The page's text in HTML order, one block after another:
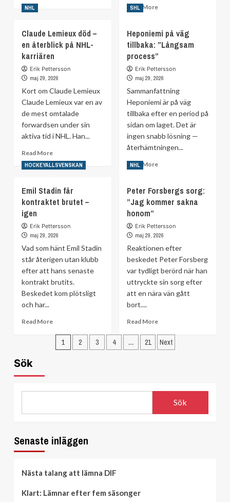
Succécentern
skriver
Read MoreRead
Henrik
Zetterberg
får
NHL
Claude Lemieux död –
en återblick på NHL-
karriären
Erik Pettersson
maj 29, 2026
Kort om Claude Lemieux
Claude Lemieux var en av
de mest omtalade
forwardsen under sin
aktiva tid i NHL. Han...
Read MoreRead
more
about
Lemieux
död
återblick
på
NHL-
karriären
SHL
Heponiemi på väg
tillbaka: ”Långsam
process”
Erik Pettersson
maj 29, 2026
Sammanfattning
Heponiemi är på väg
tillbaka efter en period på
sidan om laget. Det är
ingen snabb lösning —
återhämtningen...
Read MoreRead
Heponiemi
på
HOCKEYALLSVENSKAN
Emil Stadin får
kontraktet brutet –
igen
Erik Pettersson
maj 29, 2026
Vad som hänt Emil Stadin
står återigen utan klubb
efter att hans senaste
kontrakt brutits.
Beskedet kom plötsligt
och har...
Read MoreRead
about
Emil
NHL
Peter Forsbergs sorg:
”Jag kommer sakna
honom”
Erik Pettersson
maj 29, 2026
Reaktionen efter
beskedet Peter Forsberg
var tydligt berörd när han
uttryckte sin sorg efter
att en nära vän gått
bort....
Read MoreRead
about
Peter
honom”
Sidnumrering
1 2 3 4 … 21 Next
Sök
Sök
Senaste inläggen
Nästa talang att lämna DIF
Klart: Lämnar efter fem säsonger